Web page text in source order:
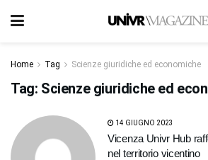
Home Tag Scienze giuridiche ed economiche
Tag: Scienze giuridiche ed
14 GIUGNO 2023
Vicenza Univr Hub
nel territorio vicentino